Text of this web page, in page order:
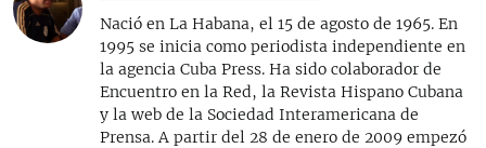
Nació en La Habana, el 15 de agosto de 1965. En
1995 se inicia como periodista independiente en
la agencia Cuba Press. Ha sido colaborador de
Encuentro en la Red, la Revista Hispano Cubana
y la web de la Sociedad Interamericana de
Prensa. A partir del 28 de enero de 2009 empezó